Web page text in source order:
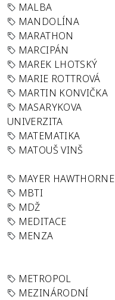
MALBA
MANDOLÍNA
MARATHON
MARCIPÁN
MAREK LHOTSKÝ
MARIE ROTTROVÁ
MARTIN KONVIČKA
MASARYKOVA
UNIVERZITA
MATEMATIKA
MATOUŠ VINŠ
MAYER HAWTHORNE
MBTI
MDŽ
MEDITACE
MENZA
METROPOL
MEZINÁRODNÍ